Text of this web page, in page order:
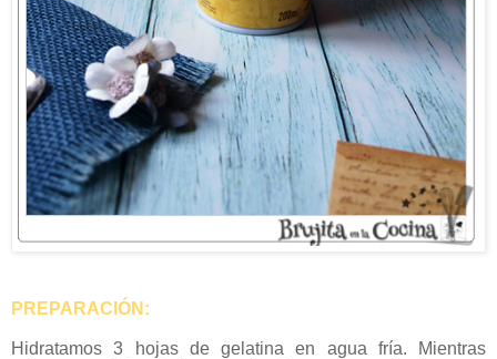
PREPARACIÓN:
Hidratamos 3 hojas de gelatina en agua fría. Mientras